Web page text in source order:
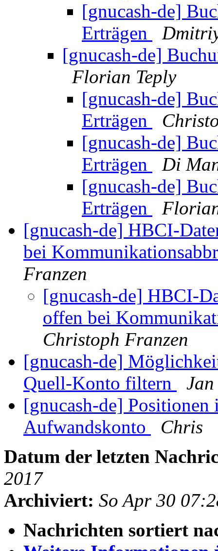
[gnucash-de]
Erträgen
[gnucash-de]
Florian Teply
[gnucash-de]
Erträgen
[gnucash-de]
Erträgen
Di
[gnucash-de]
Erträgen
[gnucash-de] HBCI-
bei
Franzen
[gnucash-de] HBCI-
offen bei
Christoph Franzen
[gnucash-de]
Quell-Konto filtern
[gnucash-de]
Aufwandskonto
Chris
Datum der letzten
2017
Archiviert: So Apr 30
Nachrichten sortiert